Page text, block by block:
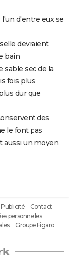
l'un d'entre eux se
devraient
bain
sable sec de la
fois plus
dur que
des
le font pas
aussi un moyen
Publicité
Contact
personnelles
Groupe Figaro